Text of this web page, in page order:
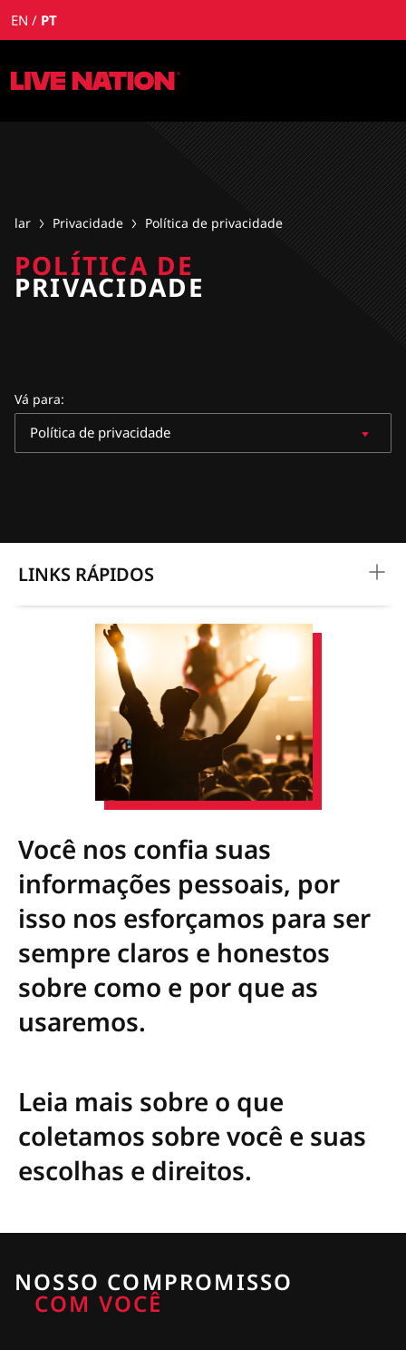
EN PT
lar Privacidade Política de privacidade
POLÍTICA DE
PRIVACIDADE
Vá para:
Política de privacidade
LINKS RÁPIDOS
Você nos confia suas
informações pessoais, por
isso nos esforçamos para ser
sempre claros e honestos
sobre como e por que as
usaremos.
Leia mais sobre o que
coletamos sobre você e suas
escolhas e direitos.
NOSSO COMPROMISSO
COM VOCÊ